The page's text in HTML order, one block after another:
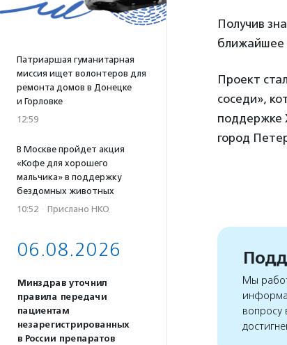
Патриаршая гуманитарная
миссия ищет волонтеров для
ремонта домов в Донецке
и Горловке
12:59
В Москве пройдет акция
«Кофе для хорошего
мальчика» в поддержку
бездомных животных
10:52 · Прислано НКО
06.08.2026
Минздрав уточнил
правила передачи
пациентам
незарегистрированных
в России препаратов
Получив
ближайшее
Проект
соседи»,
поддержке
город
Мы
вопросу